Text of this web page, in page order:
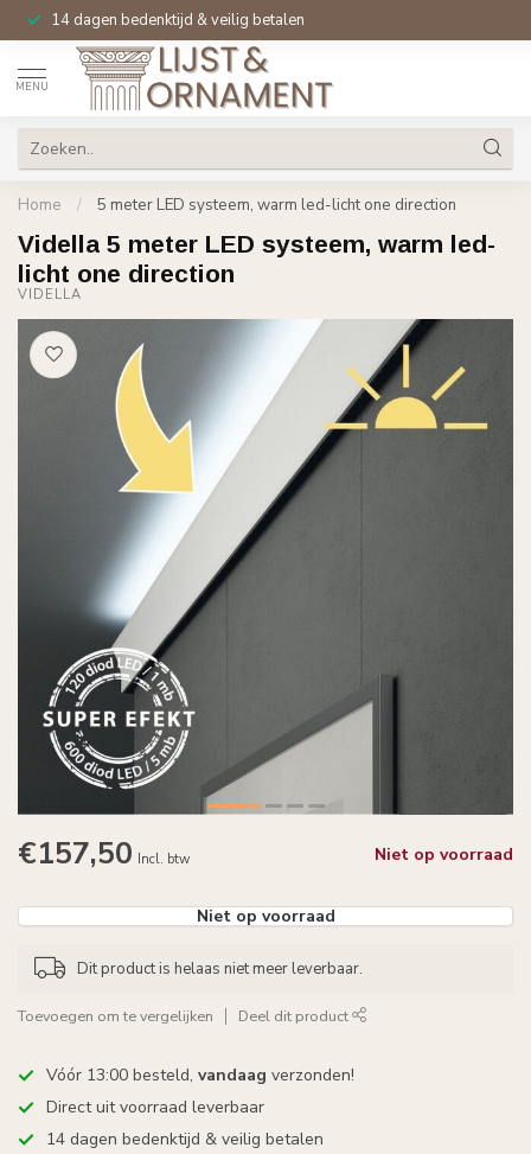
Specialist insierlijsten& ornamenten sinds 2008
MENU
Home / 5 meter LED systeem, warm led-licht one direction
Vidella 5 meter LED systeem, warm led-
licht one direction
VIDELLA
€157,50 Incl. btw Niet op voorraad
Niet op voorraad
Dit product is helaas niet meer leverbaar.
Toevoegen om te vergelijken Deel dit product
Vóór 13:00 besteld, vandaag verzonden!
Direct uit voorraad leverbaar
14 dagen bedenktijd & veilig betalen